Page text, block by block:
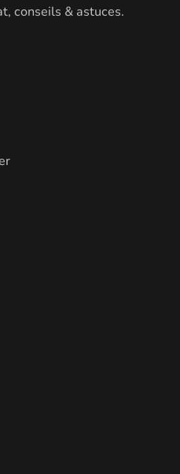
conseils & astuces.